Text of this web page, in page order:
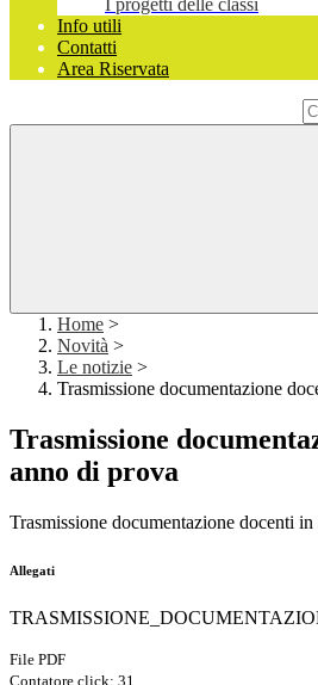
I progetti delle classi
Info utili
Contatti
Area Riservata
Home >
Novità >
Le notizie >
Trasmissione documentazione
Trasmissione
anno di prova
Trasmissione documentazione docenti
Allegati
File PDF
Contatore click: 31